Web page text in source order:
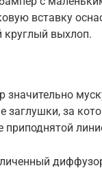
вставку
круглый выхлоп.
значительно
заглушки, за
приподнятой